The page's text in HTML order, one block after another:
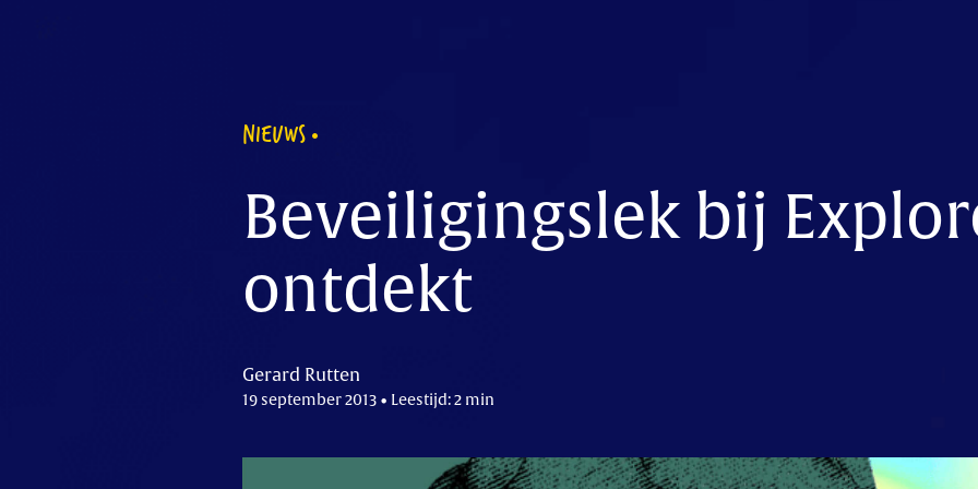
NIEUWS
Beveiligingslek bij
ontdekt
Gerard Rutten
19 september 2013 • Leestijd: 2 min